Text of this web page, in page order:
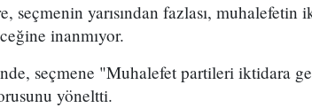
seçmenin yarısından fazlası, muhalefetin
inanmıyor.
seçmene "Muhalefet partileri iktidara
yöneltti.